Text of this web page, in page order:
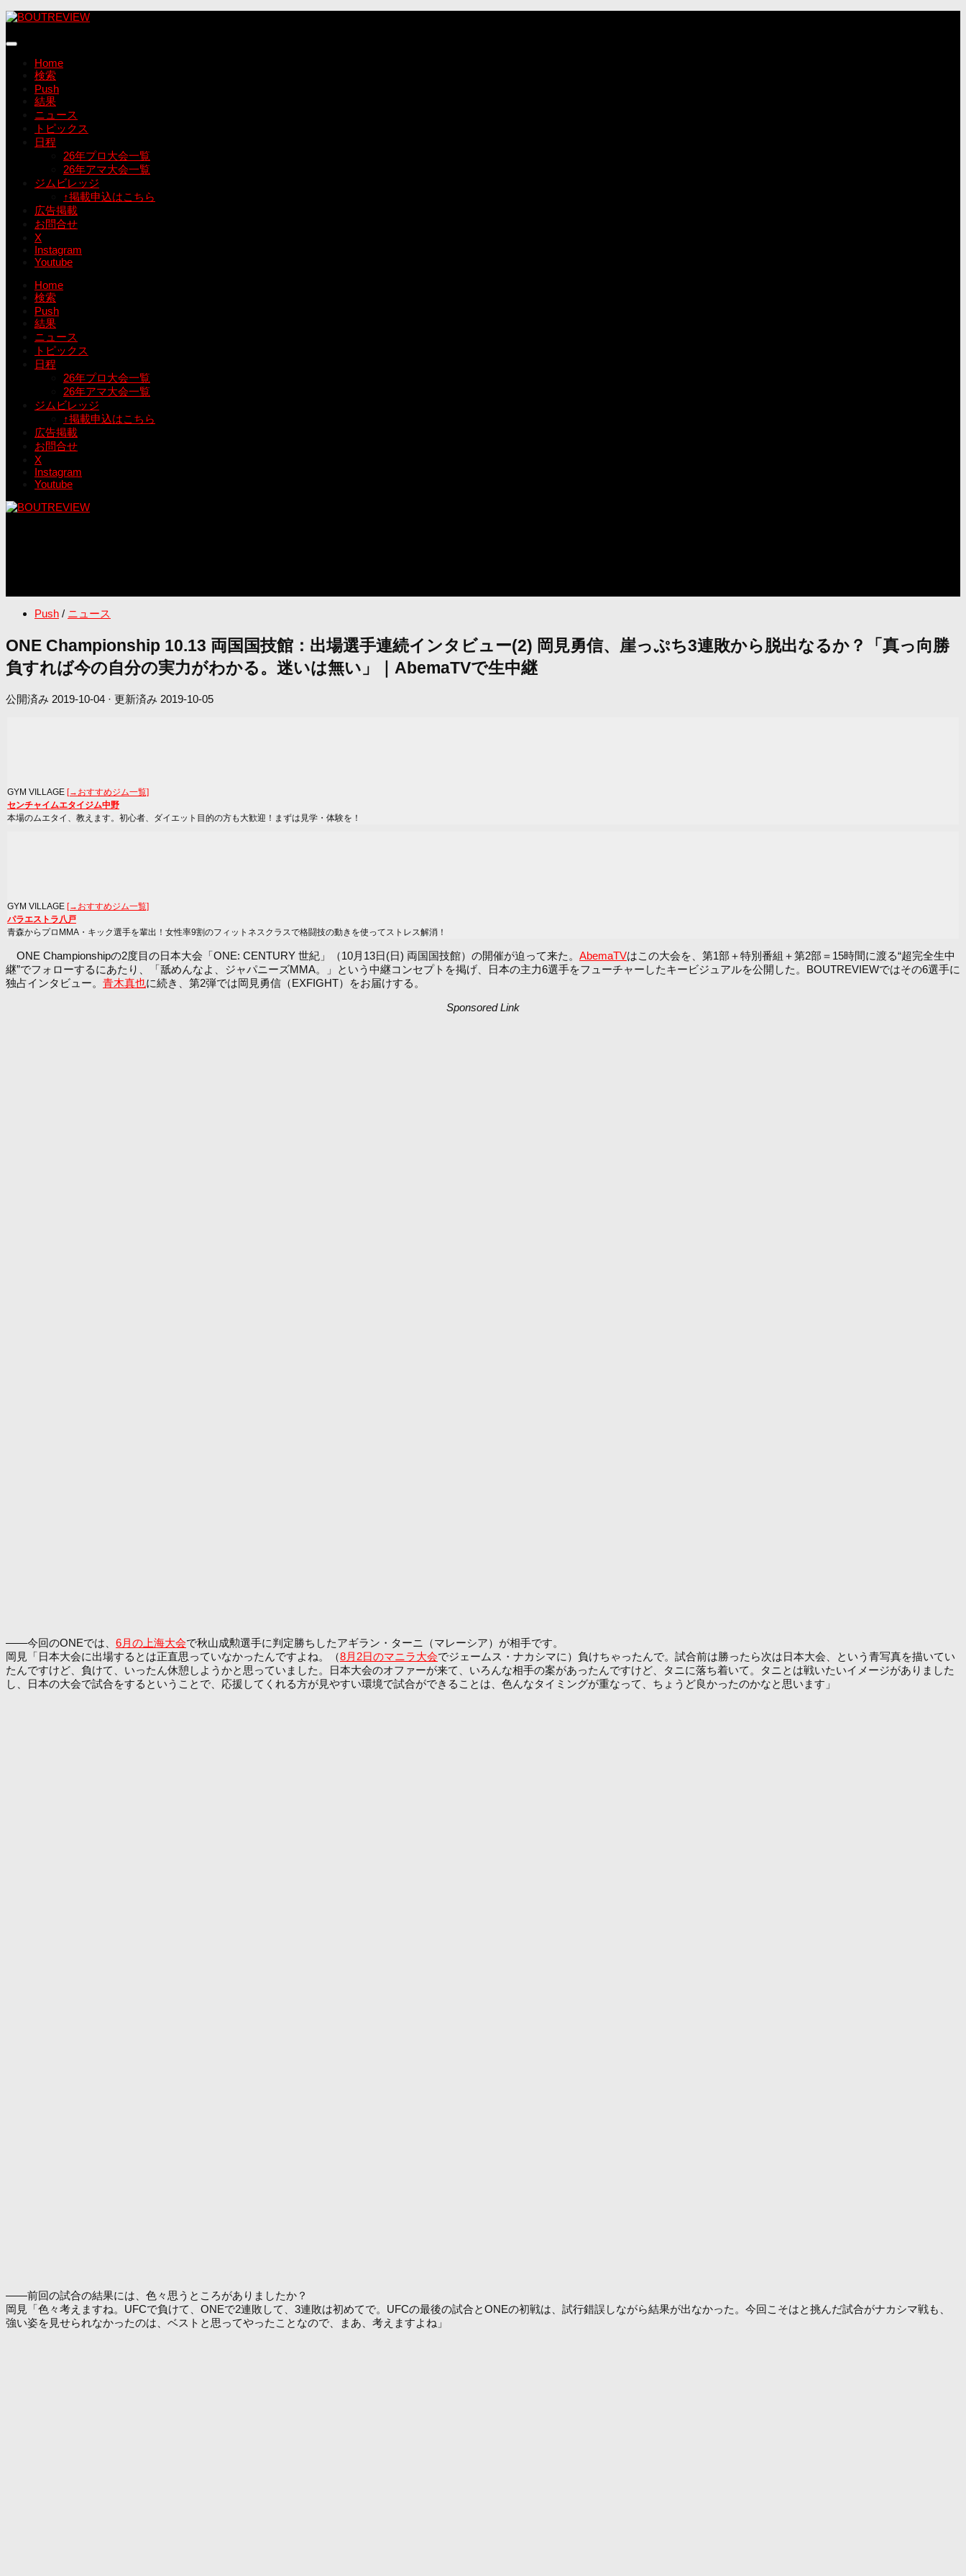
コ
テ
Home
検索
Push
結果
ニュース
トピックス
日程
26年プロ大会一覧
26年アマ大会一覧
ジムビレッジ
↑掲載申込はこちら
広告掲載
お問合せ
X
Instagram
Youtube
Home
検索
Push
結果
ニュース
トピックス
日程
26年プロ大会一覧
26年アマ大会一覧
ジムビレッジ
↑掲載申込はこちら
広告掲載
お問合せ
X
Instagram
Youtube
Push / ニュース
ONE Championship 10.13 両国国技館：出場選手連続インタビュー(2) 岡見勇信、崖っぷち3連敗から脱出なるか？「真っ向勝
負すれば今の自分の実力がわかる。迷いは無い」｜AbemaTVで生中継
公開済み 2019-10-04 · 更新済み 2019-10-05
GYM VILLAGE [→おすすめジム一覧]
センチャイムエタイジム中野
本場のムエタイ、教えます。初心者、ダイエット目的の方も大歓迎！まずは見学・体験を！
GYM VILLAGE [→おすすめジム一覧]
パラエストラ八戸
青森からプロMMA・キック選手を輩出！女性率9割のフィットネスクラスで格闘技の動きを使ってストレス解消！
ONE Championshipの2度目の日本大会「ONE: CENTURY 世紀」（10月13日(日) 両国国技館）の開催が迫って来た。 AbemaTVはこの大会を、第1部＋特別番組＋第2部＝15時間に渡る“超完全生中
継”でフォローするにあたり、「舐めんなよ、ジャパニーズMMA。」という中継コンセプトを掲げ、日本の主力6選手をフューチャーしたキービジュアルを公開した。BOUTREVIEWではその6選手に
独占インタビュー。 青木真也に続き、第2弾では岡見勇信（EXFIGHT）をお届けする。
Sponsored Link
――今回のONEでは、 6月の上海大会で秋山成勲選手に判定勝ちしたアギラン・ターニ（マレーシア）が相手です。
岡見「日本大会に出場するとは正直思っていなかったんですよね。（8月2日のマニラ大会でジェームス・ナカシマに）負けちゃったんで。試合前は勝ったら次は日本大会、という青写真を描いてい
たんですけど、負けて、いったん休憩しようかと思っていました。日本大会のオファーが来て、いろんな相手の案があったんですけど、タニに落ち着いて。タニとは戦いたいイメージがありました
し、日本の大会で試合をするということで、応援してくれる方が見やすい環境で試合ができることは、色んなタイミングが重なって、ちょうど良かったのかなと思います」
――前回の試合の結果には、色々思うところがありましたか？
岡見「色々考えますね。UFCで負けて、ONEで2連敗して、3連敗は初めてで。UFCの最後の試合とONEの初戦は、試行錯誤しながら結果が出なかった。今回こそはと挑んだ試合がナカシマ戦も、
強い姿を見せられなかったのは、ベストと思ってやったことなので、まあ、考えますよね」